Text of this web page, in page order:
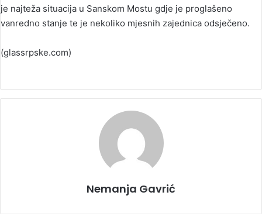
je najteža situacija u Sanskom Mostu gdje je proglašeno
vanredno stanje te je nekoliko mjesnih zajednica odsječeno.
(glassrpske.com)
Nemanja Gavrić